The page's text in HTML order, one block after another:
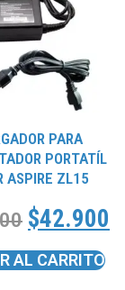
PARA
PORTATÍL
ASPIRE ZL15
$42.900
AL CARRITO